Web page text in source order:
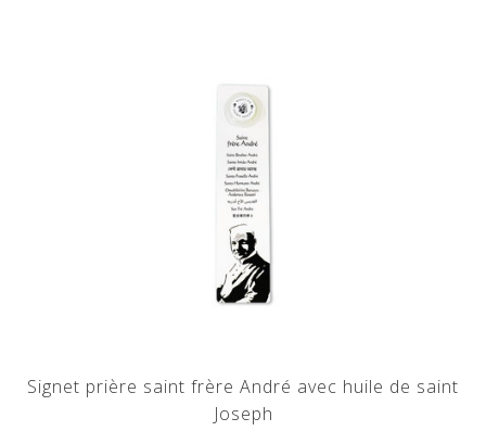
Signet prière saint frère André avec huile de saint
Joseph